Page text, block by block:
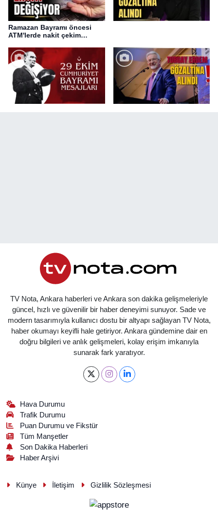
Ramazan Bayramı öncesi
ATM'lerde nakit çekim
TV Nota, Ankara haberleri ve Ankara son dakika gelişmeleriyle
güncel, hızlı ve güvenilir bir haber deneyimi sunuyor. Sade ve
modern tasarımıyla kullanıcı dostu bir altyapı sağlayan TV Nota,
haber okumayı keyifli hale getiriyor. Ankara gündemine dair en
doğru bilgileri ve anlık gelişmeleri, kolay erişim imkanıyla
sunarak fark yaratıyor.
Hava Durumu
Trafik Durumu
Puan Durumu ve Fikstür
Tüm Manşetler
Son Dakika Haberleri
Haber Arşivi
Künye İletişim Gizlilik Sözleşmesi